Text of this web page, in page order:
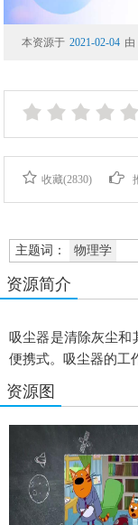
本资源于 2021-02-04 由
收藏(2830)
主题词： 物理学
资源简介
吸尘器是清除灰尘和
便携式。吸尘器的工
资源图